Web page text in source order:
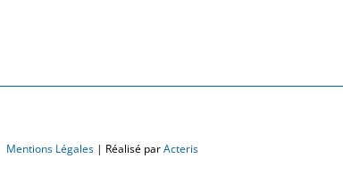
Mentions Légales | Réalisé parActeris